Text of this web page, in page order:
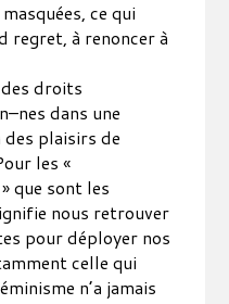
ce qui
regret, à renoncer à
droits
dans une
des plaisirs de
les «
que sont les
nous retrouver
pour déployer nos
celle qui
n’a jamais